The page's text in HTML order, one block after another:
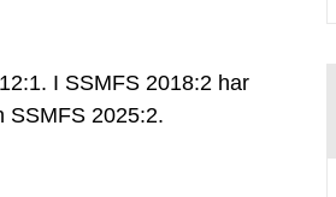
I SSMFS 2018:2 har
SSMFS 2025:2.